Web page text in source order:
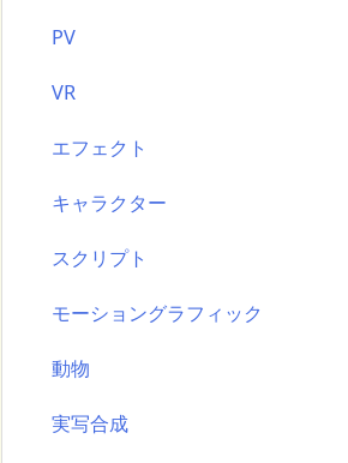
PV
VR
エフェクト
キャラクター
スクリプト
モーショングラフィック
動物
実写合成